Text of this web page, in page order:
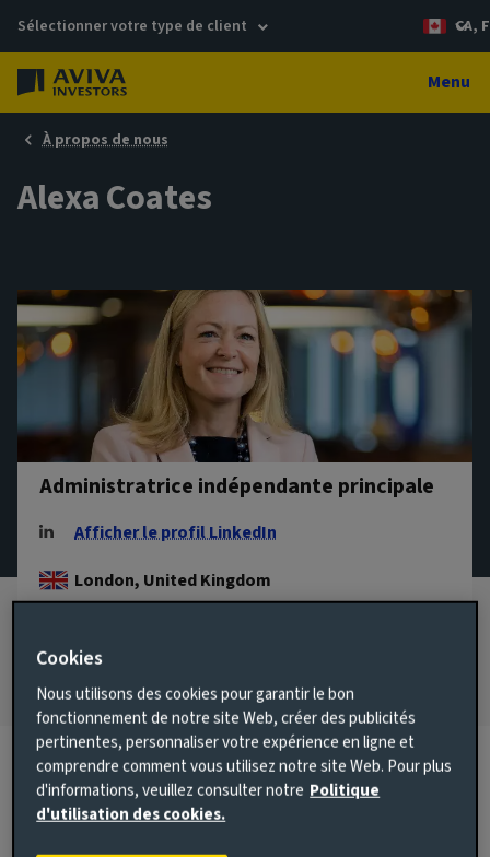
Sélectionner votre type de client CA,
Menu
À propos de nous
Alexa Coates
Administratrice indépendante principale
Afficher le profil LinkedIn
London, United Kingdom
Biographie
Cookies
Nous utilisons des cookies pour garantir le bon
fonctionnement de notre site Web, créer des publicités
pertinentes, personnaliser votre expérience en ligne et
comprendre comment vous utilisez notre site Web. Pour plus
d'informations, veuillez consulter notre Politique
d'utilisation des cookies.